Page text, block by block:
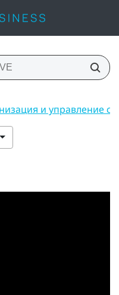
и управление